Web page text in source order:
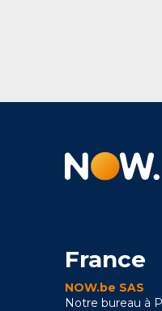
France
NOW.be SAS
Notre bureau à